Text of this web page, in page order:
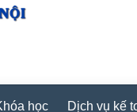
học Dịch vụ kế